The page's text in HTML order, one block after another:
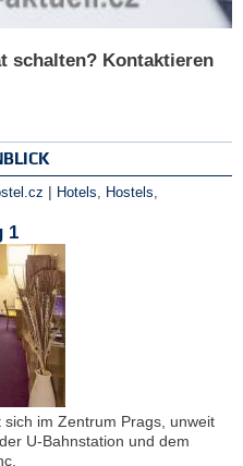
schalten? Kontaktieren
| Hotels, Hostels,
1
sich im Zentrum Prags, unweit
U-Bahnstation und dem